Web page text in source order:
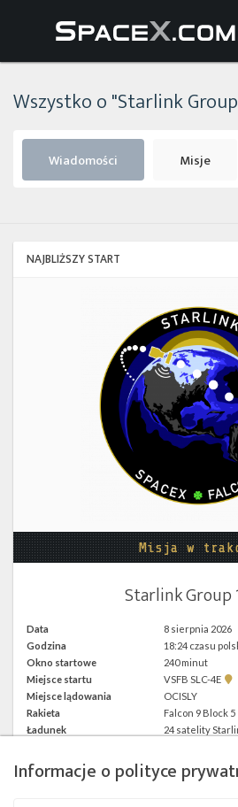
Starlink
Facebook
Kalendarze
Wszystko o "Starlink
Wiadomości Misje
NAJBLIŻSZY START
Misja w
Starlink Group
Data
8 sierpnia 2026
Godzina
18:24 czasu
Okno startowe
240 minut
Miejsce startu
VSFB SLC-4E
Miejsce lądowania
OCISLY
Rakieta
Falcon 9 Block 5
Ładunek
24 satelity
Informacje o polityce